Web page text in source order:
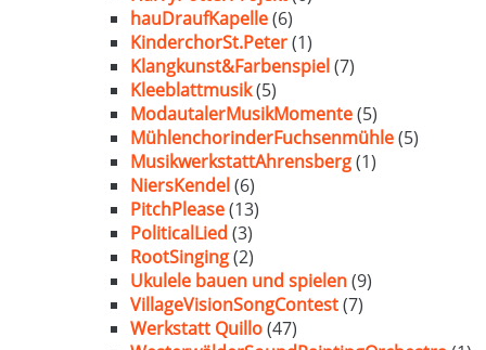
hauDraufKapelle(6)
KinderchorSt.Peter(1)
Klangkunst&Farbenspiel(7)
Kleeblattmusik(5)
ModautalerMusikMomente(5)
MühlenchorinderFuchsenmühle(5)
MusikwerkstattAhrensberg(1)
NiersKendel(6)
PitchPlease(13)
PoliticalLied (3)
RootSinging(2)
Ukulele bauen und spielen(9)
VillageVisionSongContest(7)
Werkstatt Quillo(47)